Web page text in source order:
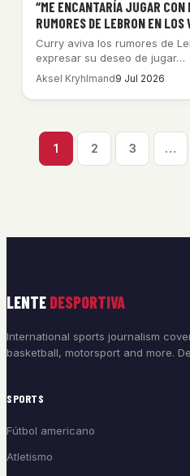
“ME ENCANTARÍA JUGAR CON
RUMORES DE LEBRON EN LOS
Curry aviva los rumores de
expresar su deseo de jugar…
Aksel Kryhlmand9 Jul 2026
1 2 3 …
LENTE DESPORTIVA
International sports journalism
basketball, motorsport and more.
SPORTS
Fútbol americano
Atletismo